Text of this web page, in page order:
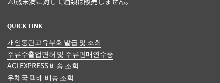
QUICK LINK
개인통관고유부호 발급 및 조회
주류수출업면허 및 주류판매연수증
ACI EXPRESS 배송 조회
우체국 택배 배송 조회